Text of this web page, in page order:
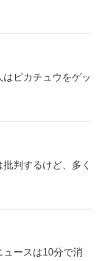
はピカチュウをゲッ
判するけど、多く
ュースは10分で消